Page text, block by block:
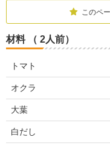
このペ
材料 （ 2人前）
トマト
オクラ
大葉
白だし